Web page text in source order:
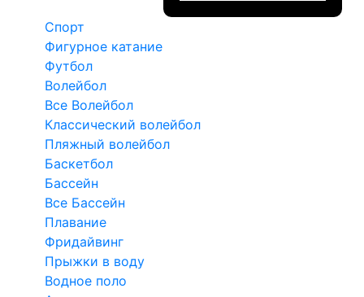
Спорт
Фигурное катание
Футбол
Волейбол
Все Волейбол
Классический волейбол
Пляжный волейбол
Баскетбол
Бассейн
Все Бассейн
Плавание
Фридайвинг
Прыжки в воду
Водное поло